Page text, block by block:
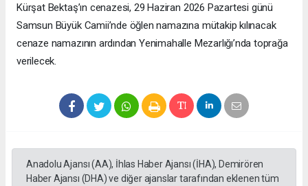
Kürşat Bektaş’ın cenazesi, 29 Haziran 2026 Pazartesi günü
Samsun Büyük Camii’nde öğlen namazına mütakip kılınacak
cenaze namazının ardından Yenimahalle Mezarlığı’nda toprağa
verilecek.
Anadolu Ajansı (AA), İhlas Haber Ajansı (İHA), Demirören
Haber Ajansı (DHA) ve diğer ajanslar tarafından eklenen tüm